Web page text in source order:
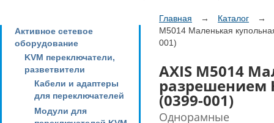
Активное сетевое
оборудование
KVM переключатели,
разветвители
Кабели и адаптеры
для переключателей
Модули для
Главная → Каталог
→
M5014 Маленькая
001)
AXIS M5014
разрешением
(0399-001)
Однорамные